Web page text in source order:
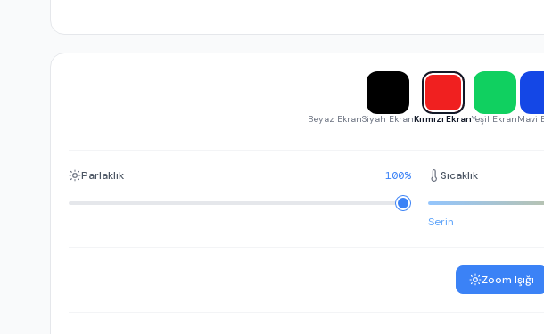
Beyaz EkranSiyah EkranKırmızı EkranYeşil EkranMavi
Parlaklık 100% Sıcaklık
Serin
Zoom Işığı